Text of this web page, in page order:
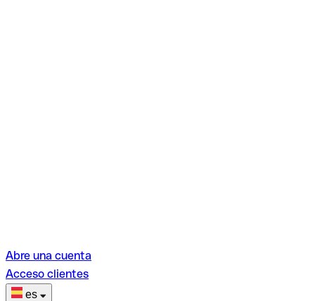
Abre una cuenta
Acceso clientes
es